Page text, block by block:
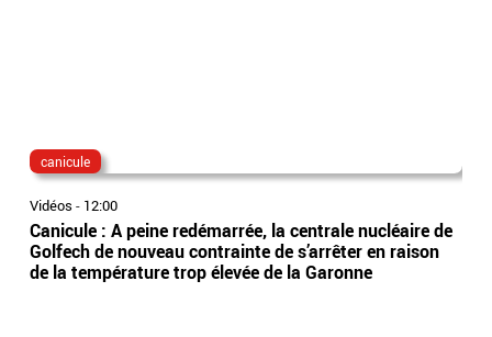
canicule
Vidéos - 12:00
Canicule : A peine redémarrée, la centrale nucléaire de
Golfech de nouveau contrainte de s’arrêter en raison
de la température trop élevée de la Garonne